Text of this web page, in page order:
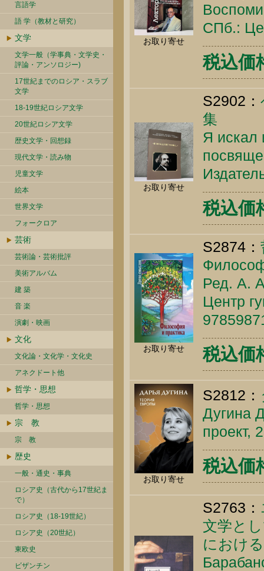
言語学
語 学（教材と研究）
文学
文学一般（学事典・文学史・
評論・アンソロジー)
17世紀までのロシア・スラブ
文学
18-19世紀ロシア文学
20世紀ロシア文学
歴史文学・回想録
現代文学・読み物
児童文学
絵本
世界文学
フォークロア
芸術
芸術論・芸術批評
美術アルバム
建 築
音 楽
演劇・映画
文化
文化論・文化学・文化史
アネクドート他
哲学・思想
哲学・思想
宗 教
宗 教
歴史
一般・通史・事典
ロシア史（古代から17世紀ま
で）
ロシア史（18-19世紀）
ロシア史（20世紀）
東欧史
ビザンチン
お取り寄せ
СПб.:
税込価
お取り寄せ
S2902：
集
Я искал
税込価
お取り寄せ
S2874：
Ред. А.
Центр
税込価
お取り寄せ
S2812：
Дугина
проект,
税込価
S2763：
文学と
におけ